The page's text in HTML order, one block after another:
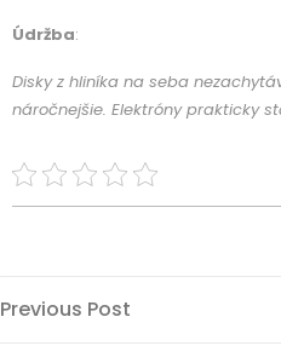
Údržba:
Disky z hliníka na seba
náročnejšie. Elektróny prakticky
Post
Previous
Previous Post